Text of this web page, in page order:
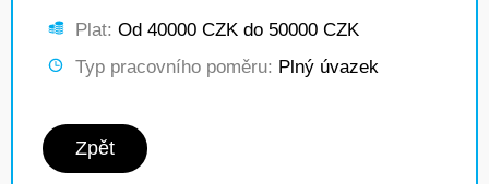
Plat: Od 40000 CZK do 50000 CZK
Typ pracovního poměru: Plný úvazek
Zpět